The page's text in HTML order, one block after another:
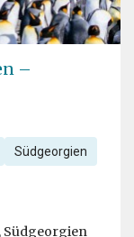
–
Südgeorgien
Südgeorgien